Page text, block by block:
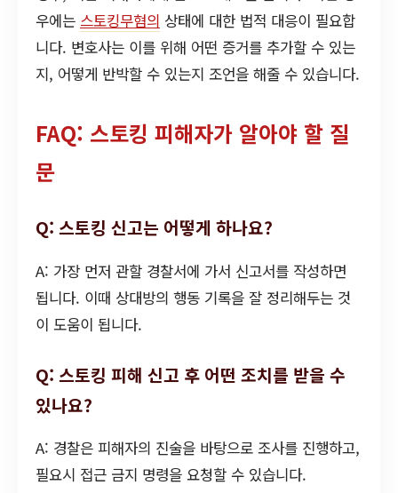
우에는 스토킹무혐의 상태에 대한 법적 대응이 필요합
니다. 변호사는 이를 위해 어떤 증거를 추가할 수 있는
지, 어떻게 반박할 수 있는지 조언을 해줄 수 있습니다.
FAQ: 스토킹 피해자가 알아야 할 질
문
Q: 스토킹 신고는 어떻게 하나요?
A: 가장 먼저 관할 경찰서에 가서 신고서를 작성하면
됩니다. 이때 상대방의 행동 기록을 잘 정리해두는 것
이 도움이 됩니다.
Q: 스토킹 피해 신고 후 어떤 조치를 받을 수
있나요?
A: 경찰은 피해자의 진술을 바탕으로 조사를 진행하고,
필요시 접근 금지 명령을 요청할 수 있습니다.